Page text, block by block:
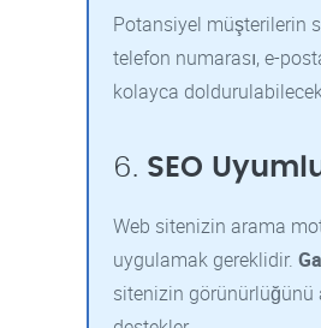
Potansiyel müşterilerin
telefon numarası, e-
kolayca
6. SEO
Web sitenizin arama
uygulamak gereklidir.
sitenizin görünürlüğünü